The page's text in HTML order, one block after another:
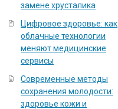
замене хрусталика
Цифровое здоровье: как
облачные технологии
меняют медицинские
сервисы
Современные методы
сохранения молодости:
здоровье кожи и